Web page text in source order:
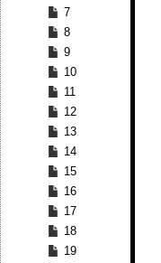
7
8
9
10
11
12
13
14
15
16
17
18
19